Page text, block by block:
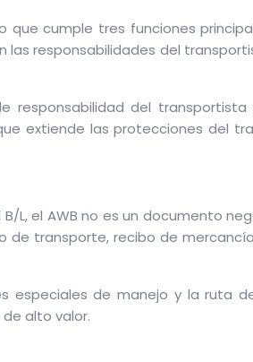
cumple tres funciones
responsabilidades del
responsabilidad del
extiende las protecciones del
L, el AWB no es un documento
transporte, recibo de
especiales de manejo y la ruta
alto valor.